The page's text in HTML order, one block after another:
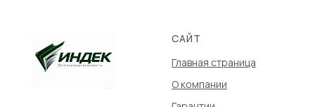
САЙТ
Главная страница
О компании